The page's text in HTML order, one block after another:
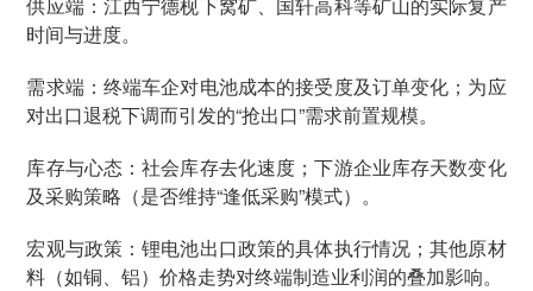
时间与进度。
需求端：终端车企对电池成本的接受度及订单变化；为应
对出口退税下调而引发的“抢出口”需求前置规模。
库存与心态：社会库存去化速度；下游企业库存天数变化
及采购策略（是否维持“逢低采购”模式）。
宏观与政策：锂电池出口政策的具体执行情况；其他原材
料（如铜、铝）价格走势对终端制造业利润的叠加影响。